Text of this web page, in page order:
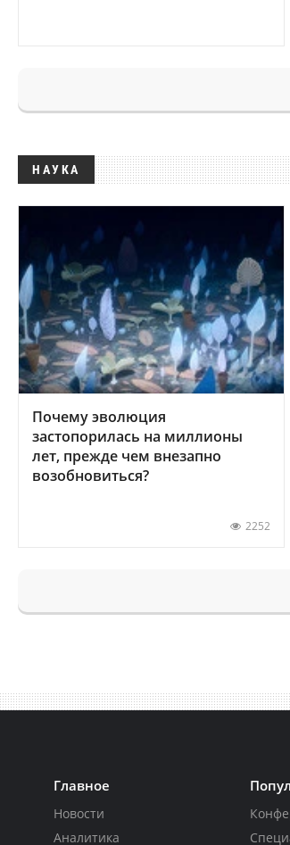
НАУКА
Почему эволюция
застопорилась на миллионы
лет, прежде чем внезапно
возобновиться?
2252
Главное
Новости
Аналитика